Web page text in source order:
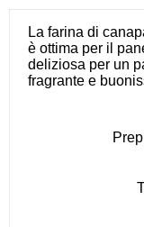
La farina di
è ottima per il
deliziosa per un
fragrante e